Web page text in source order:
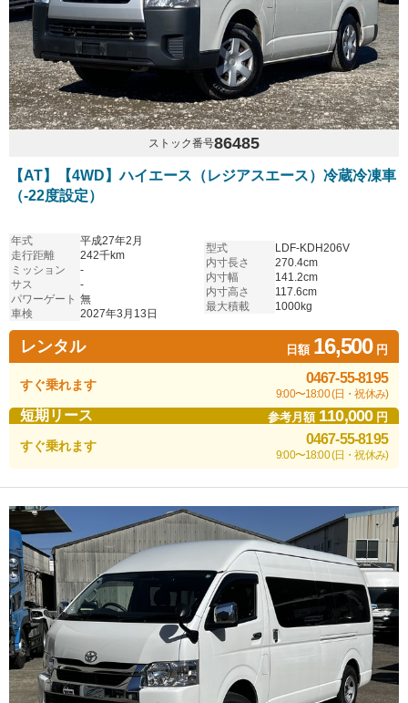
ストック番号86485
【AT】【4WD】ハイエース（レジアスエース）冷蔵冷凍車
（-22度設定）
年式
平成27年2月
走行距離
242千km
ミッション
-
サス
-
パワーゲート 無
車検
2027年3月13日
型式
LDF-KDH206V
内寸長さ
270.4cm
内寸幅
141.2cm
内寸高さ
117.6cm
最大積載
1000kg
レンタル 日額 16,500円
すぐ乗れます 0467-55-8195
9:00〜18:00 (日・祝休み)
短期リース 参考月額 110,000円
すぐ乗れます 0467-55-8195
9:00〜18:00 (日・祝休み)